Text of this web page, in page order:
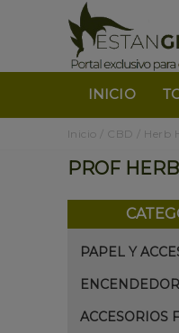
INICIO
Inicio CBD Herb
PROF
PAPEL Y
ACCESORIOS